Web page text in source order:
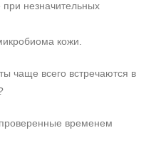
незначительных
кожи.
чаще всего встречаются в
временем
640-58-89